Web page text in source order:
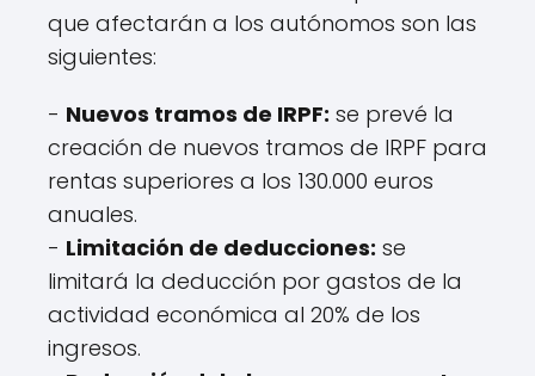
que afectarán a los autónomos son las
siguientes:
- Nuevos tramos de IRPF: se prevé la
creación de nuevos tramos de IRPF para
rentas superiores a los 130.000 euros
anuales.
- Limitación de deducciones: se
limitará la deducción por gastos de la
actividad económica al 20% de los
ingresos.